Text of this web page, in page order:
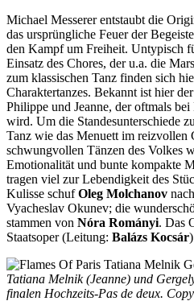
Michael Messerer entstaubt die
das ursprüngliche Feuer der
den Kampf um Freiheit. Untypisch
Einsatz des Chores, der u.a. die
zum klassischen Tanz finden sich
Charaktertanzes. Bekannt ist hier
Philippe und Jeanne, der oftmals
wird. Um die Standesunterschiede
Tanz wie das Menuett im reizvollen
schwungvollen Tänzen des Volkes
Emotionalität und bunte kompakte
tragen viel zur Lebendigkeit des
Kulisse schufOleg Molchanov
Vyacheslav Okunev; die
stammen von Nóra Rományi. Das
Staatsoper (Leitung: Balázs Kocsár
Tatiana Melnik (Jeanne) und
finalen Hochzeits-Pas de deux.